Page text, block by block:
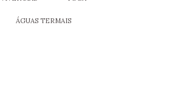
ÁGUAS TERMAIS